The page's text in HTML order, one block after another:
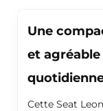
Une
et
Cette Seat